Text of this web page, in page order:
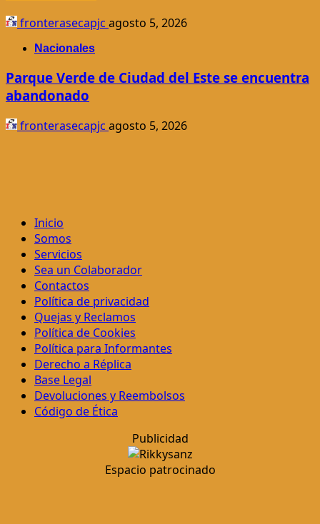
fronterasecapjc agosto 5, 2026
Nacionales
Parque Verde de Ciudad del Este se encuentra
abandonado
fronterasecapjc agosto 5, 2026
Inicio
Somos
Servicios
Sea un Colaborador
Contactos
Política de privacidad
Quejas y Reclamos
Política de Cookies
Política para Informantes
Derecho a Réplica
Base Legal
Devoluciones y Reembolsos
Código de Ética
Publicidad
Espacio patrocinado